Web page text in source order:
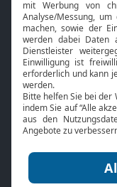
Bibel TV
Über uns
Jobs
Mediadaten